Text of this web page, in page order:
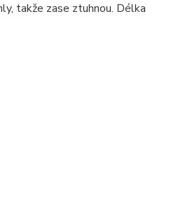
takže zase ztuhnou. Délka